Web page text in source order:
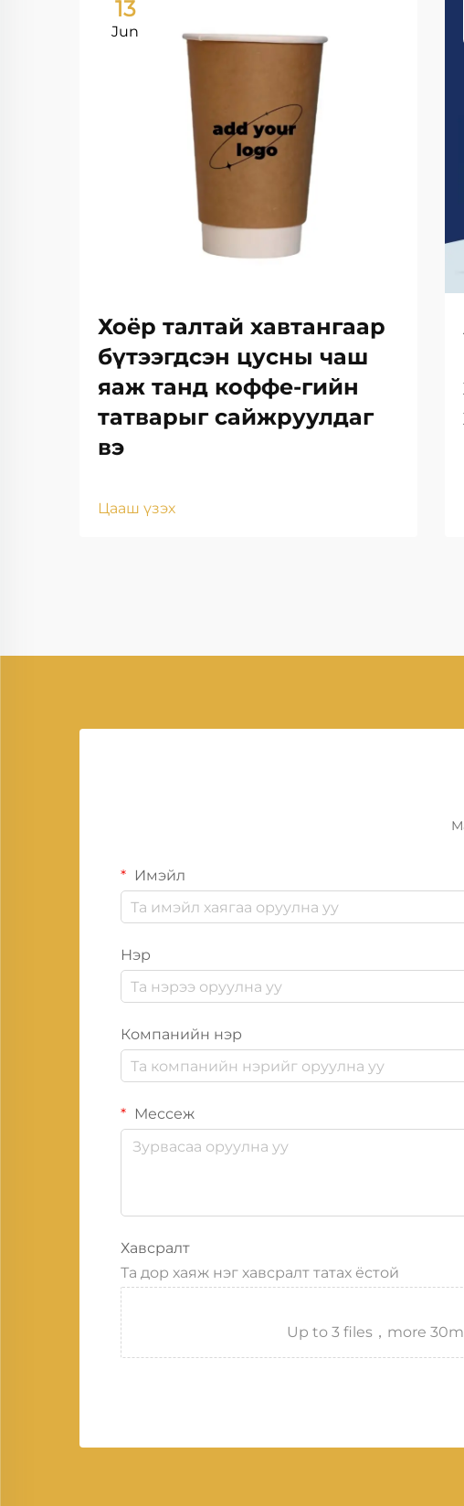
13
Jun
Хоёр талтай хавтангаар
бүтээгдсэн цусны чаш
яаж танд коффе-гийн
татварыг сайжруулдаг
вэ
Цааш үзэх
Имэйл
Нэр
Компанийн нэр
Мессеж
Хавсралт
Та дор хаяж нэг хавсралт татах ёстой
Up to 3 files，more